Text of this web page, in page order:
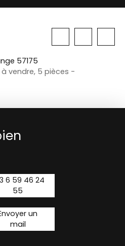
57175
vendre, 5 pièces -
6 59 46 24
55
un
mail